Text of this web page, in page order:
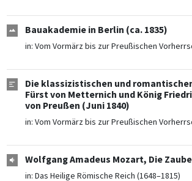
Bauakademie in Berlin (ca. 1835)
in: Vom Vormärz bis zur Preußischen
Die klassizistischen und
Fürst von Metternich und König
von Preußen (Juni 1840)
in: Vom Vormärz bis zur Preußischen
Wolfgang Amadeus Mozart, Die
in: Das Heilige Römische Reich (1648–1815)